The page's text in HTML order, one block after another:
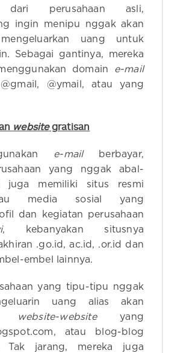
dari perusahaan asli,
ingin menipu nggak akan
uang untuk
Sebagai gantinya, mereka
domain e-mail
@ymail, atau yang
websitegratisan
e-mailberbayar,
yang nggak abal-
juga memiliki situs resmi
media sosial yang
dan kegiatan perusahaan
, kebanyakan situsnya
.go.id, ac.id, .or.id dan
embel lainnya.
yang tipu-tipu nggak
uang alias akan
website-websiteyang
atau blog-blog
Tak jarang, mereka juga